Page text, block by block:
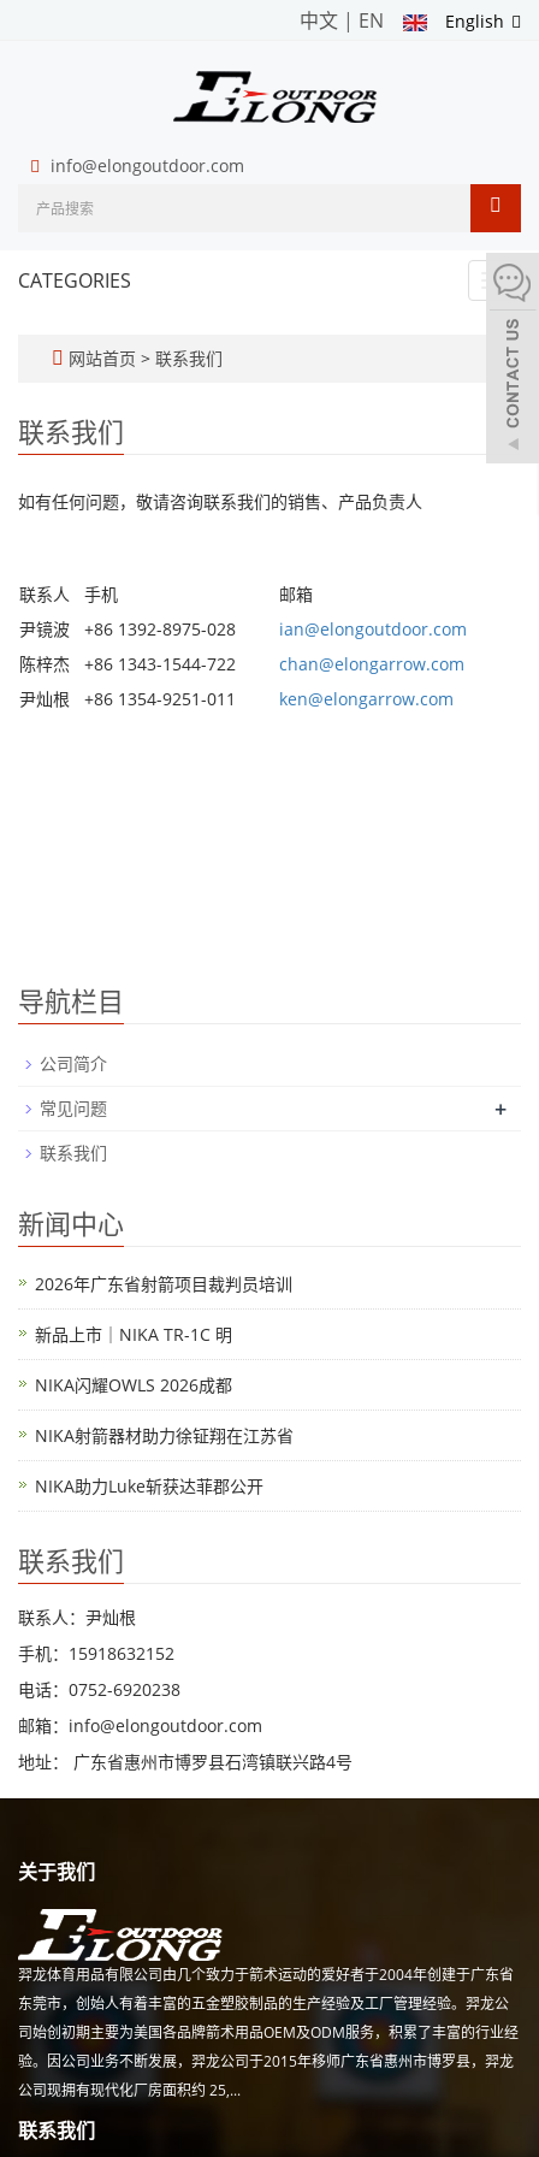
English
中文 | EN
info@elongoutdoor.com
CATEGORIES
网站首页 > 联系我们
联系我们
如有任何问题，敬请咨询联系我们的销售、产品负责人
联系人 手机
邮箱
尹镜波
+86 1392-8975-028
ian@elongoutdoor.com
陈梓杰
+86 1343-1544-722
chan@elongarrow.com
尹灿根
+86 1354-9251-011 ken@elongarrow.com
导航栏目
公司简介
常见问题
+
联系我们
新闻中心
2026年广东省射箭项目裁判员培训
新品上市｜NIKA TR-1C 明
NIKA闪耀OWLS 2026成都
NIKA射箭器材助力徐钲翔在江苏省
NIKA助力Luke斩获达菲郡公开
联系我们
联系人：尹灿根
手机：15918632152
电话：0752-6920238
邮箱： info@elongoutdoor.com
地址： 广东省惠州市博罗县石湾镇联兴路4号
关于我们
羿龙体育用品有限公司由几个致力于箭术运动的爱好者于2004年创建于广东省
东莞市，创始人有着丰富的五金塑胶制品的生产经验及工厂管理经验。羿龙公
司始创初期主要为美国各品牌箭术用品OEM及ODM服务，积累了丰富的行业经
验。因公司业务不断发展，羿龙公司于2015年移师广东省惠州市博罗县，羿龙
公司现拥有现代化厂房面积约 25,...
联系我们